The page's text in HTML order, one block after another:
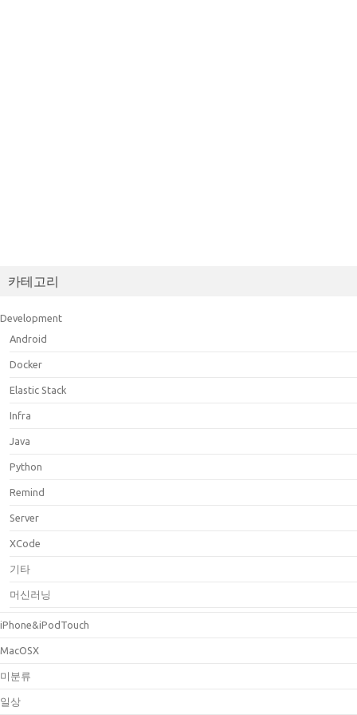
카테고리
Development
Android
Docker
Elastic Stack
Infra
Java
Python
Remind
Server
XCode
기타
머신러닝
iPhone&iPodTouch
MacOSX
미분류
일상